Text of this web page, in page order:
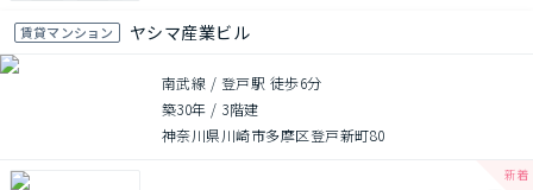
賃貸マンション ヤシマ産業ビル
南武線 / 登戸駅 徒歩6分
築30年 / 3階建
神奈川県川崎市多摩区登戸新町80